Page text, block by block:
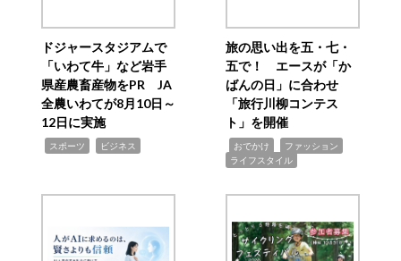
ドジャースタジアムで
「いわて牛」など岩手
県産農畜産物をPR JA
全農いわてが8月10日～
12日に実施
スポーツ ビジネス
旅の思い出を五・七・
五で！ エースが「か
ばんの日」に合わせ
「旅行川柳コンテス
ト」を開催
おでかけ ファッション
ライフスタイル